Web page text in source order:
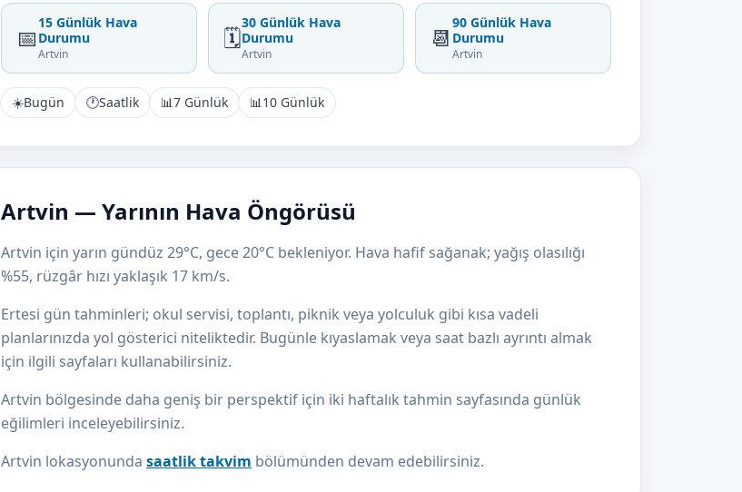
📅
15 Günlük Hava
Durumu
Artvin
🗓️
30 Günlük Hava
Durumu
Artvin
📆
90 Günlük Hava
Durumu
Artvin
☀️Bugün 🕐Saatlik 📊7 Günlük 📊10 Günlük
Artvin — Yarının Hava Öngörüsü
Artvin için yarın gündüz 29°C, gece 20°C bekleniyor. Hava hafif sağanak; yağış olasılığı
%55, rüzgâr hızı yaklaşık 17 km/s.
Ertesi gün tahminleri; okul servisi, toplantı, piknik veya yolculuk gibi kısa vadeli
planlarınızda yol gösterici niteliktedir. Bugünle kıyaslamak veya saat bazlı ayrıntı almak
için ilgili sayfaları kullanabilirsiniz.
Artvin bölgesinde daha geniş bir perspektif için iki haftalık tahmin sayfasında günlük
eğilimleri inceleyebilirsiniz.
Artvin lokasyonunda saatlik takvim bölümünden devam edebilirsiniz.